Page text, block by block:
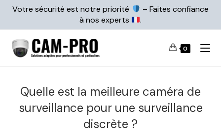
Votre sécurité est notre priorité
– Faites confiance
à nos experts
.
0
Quelle est la meilleure caméra de
surveillance pour une surveillance
discrète ?